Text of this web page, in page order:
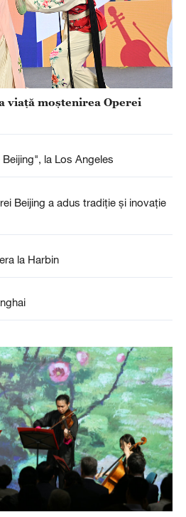
viață moștenirea Operei
la Los Angeles
Beijing a adus tradiție și inovație
la Harbin